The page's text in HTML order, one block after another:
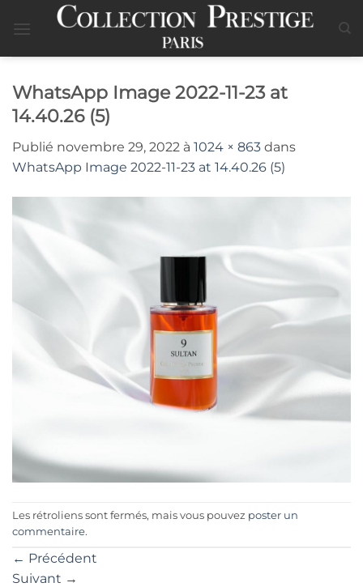
au
WhatsApp Image 2022-11-23 at
14.40.26 (5)
Publié novembre 29, 2022 à 1024 × 863 dans
WhatsApp Image 2022-11-23 at 14.40.26 (5)
Les rétroliens sont fermés, mais vous pouvez poster un
commentaire.
← Précédent
Suivant →